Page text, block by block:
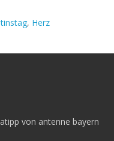
, Herz
von antenne bayern